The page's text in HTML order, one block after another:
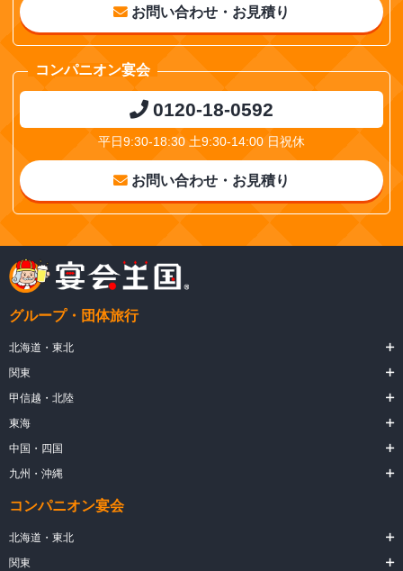
お問い合わせ・お見積り
コンパニオン宴会
0120-18-0592
平日9:30-18:30 土9:30-14:00 日祝休
お問い合わせ・お見積り
グループ・団体旅行
北海道・東北
関東
甲信越・北陸
東海
中国・四国
九州・沖縄
コンパニオン宴会
北海道・東北
関東